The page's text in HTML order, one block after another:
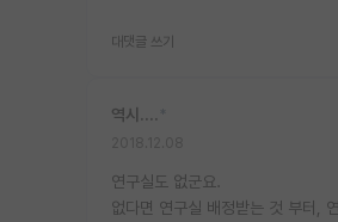
대댓글 쓰기
역시....
연구실도 없군요.
없다면 연구실 배정받는 것 부터,